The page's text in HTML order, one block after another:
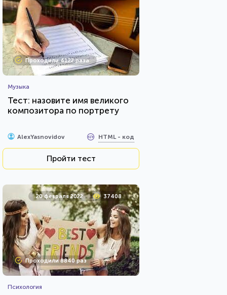
Проходили 4122 раза
Музыка
Тест: назовите имя великого
композитора по портрету
AlexYasnovidov HTML - код
Пройти тест
20 февраля 2022 37408
Проходили 8840 раз
Психология